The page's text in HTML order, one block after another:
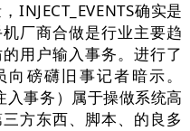
INJECT_EVENTS确实是
厂商合做是行业主要趋
用户输入事务。进行了
磅礴旧事记者暗示。
入事务）属于操做系统高
方东西、脚本、的良多